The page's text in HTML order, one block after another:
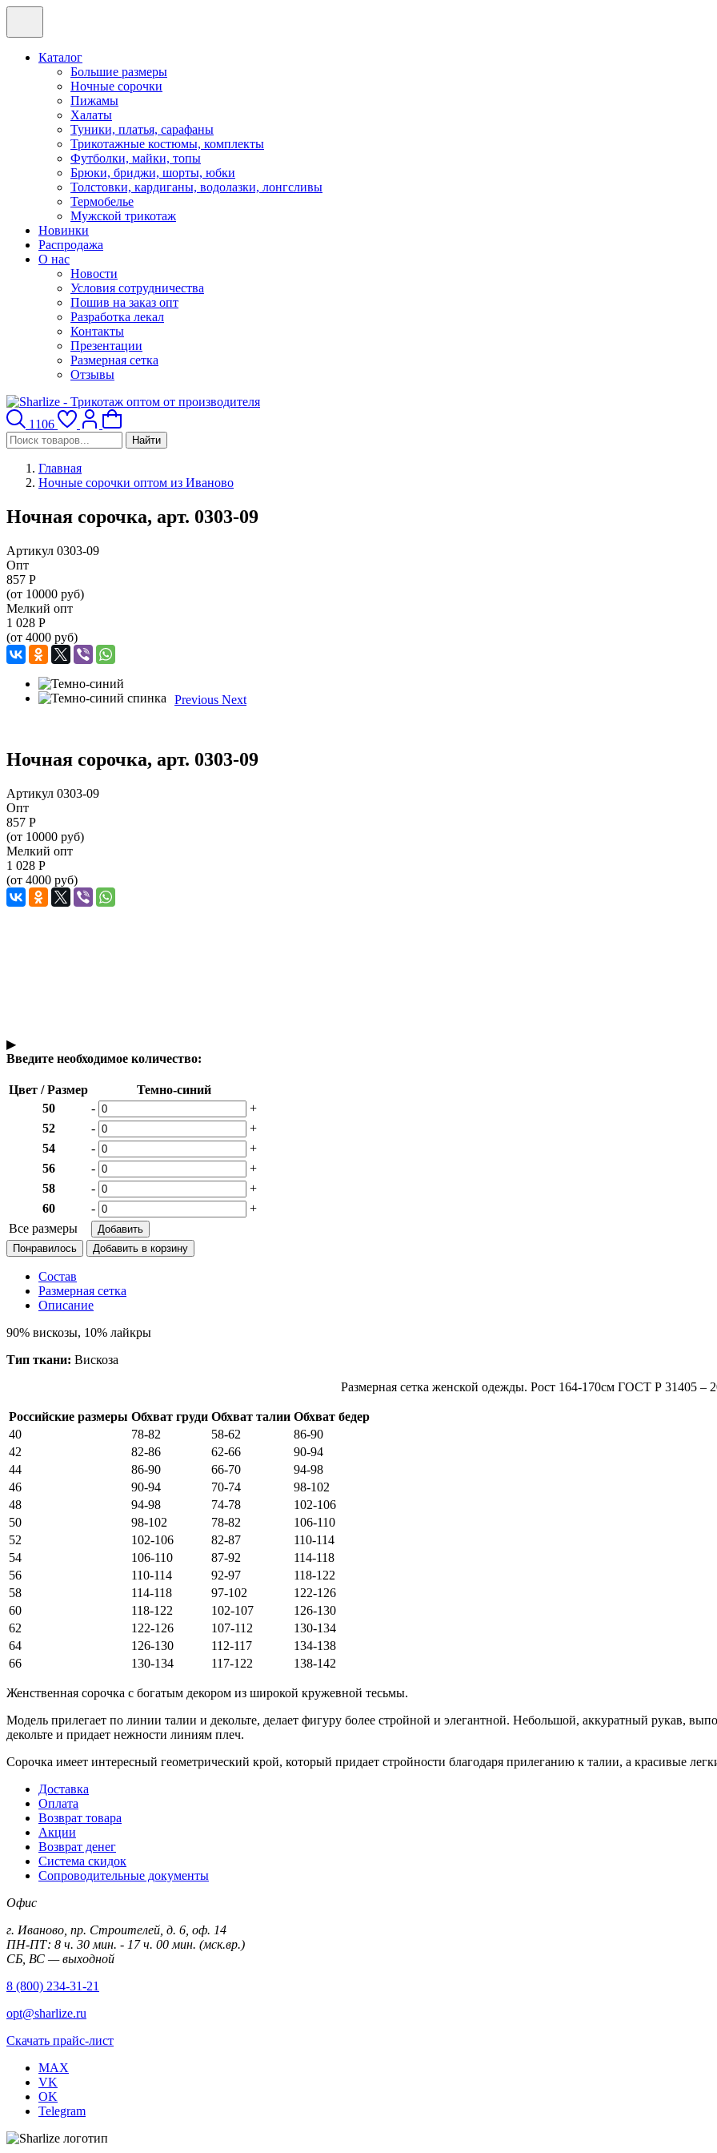
Каталог
Большие размеры
Ночные сорочки
Пижамы
Халаты
Туники, платья, сарафаны
Трикотажные костюмы, комплекты
Футболки, майки, топы
Брюки, бриджи, шорты, юбки
Толстовки, кардиганы, водолазки, лонгсливы
Термобелье
Мужской трикотаж
Новинки
Распродажа
О нас
Новости
Условия сотрудничества
Пошив на заказ опт
Разработка лекал
Контакты
Презентации
Размерная сетка
Отзывы
1106
Найти
Главная
Ночные сорочки оптом из Иваново
Ночная сорочка, арт. 0303-09
Артикул 0303-09
Опт
857 Р
(от 10000 руб)
Мелкий опт
1 028 Р
(от 4000 руб)
Previous Next
Ночная сорочка, арт. 0303-09
Артикул 0303-09
Опт
857 Р
(от 10000 руб)
Мелкий опт
1 028 Р
(от 4000 руб)
▶
Введите необходимое количество:
Цвет / Размер
Темно-синий
50
-
+
52
-
+
54
-
+
56
-
+
58
-
+
60
-
+
Все размеры
Понравилось
Состав
Размерная сетка
Описание
90% вискозы, 10% лайкры
Тип ткани: Вискоза
Размерная сетка женской одежды. Рост 164-170см ГОСТ Р 31405 –
Российские размеры Обхват груди Обхват талии Обхват бедер
40
78-82 58-62
86-90
42
82-86 62-66
90-94
44
86-90 66-70
94-98
46
90-94 70-74
98-102
48
94-98 74-78
102-106
50
98-102 78-82
106-110
52
102-106 82-87
110-114
54
106-110 87-92
114-118
56
110-114 92-97
118-122
58
114-118 97-102
122-126
60
118-122 102-107
126-130
62
122-126 107-112
130-134
64
126-130 112-117
134-138
66
130-134 117-122 138-142
Женственная сорочка с богатым декором из широкой кружевной тесьмы.
Модель прилегает по линии талии и декольте, делает фигуру более стройной и элегантной. Небольшой, аккуратный рукав,
декольте и придает нежности линиям плеч.
Сорочка имеет интересный геометрический крой, который придает стройности благодаря прилеганию к талии, а красивые
Доставка
Оплата
Возврат товара
Акции
Возврат денег
Система скидок
Сопроводительные документы
Офис
г. Иваново, пр. Строителей, д. 6, оф. 14
ПН-ПТ: 8 ч. 30 мин. - 17 ч. 00 мин. (мск.вр.)
СБ, ВС — выходной
8 (800) 234-31-21
opt@sharlize.ru
Скачать прайс-лист
MAX
VK
OK
Telegram